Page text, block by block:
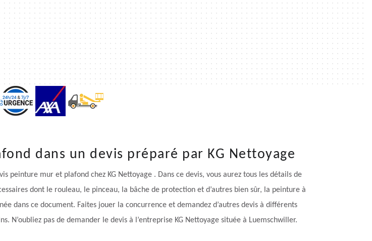
dans un devis préparé par KG Nettoyage
peinture mur et plafond chez KG Nettoyage . Dans ce devis, vous aurez tous les détails de
dont le rouleau, le pinceau, la bâche de protection et d’autres bien sûr, la peinture à
dans ce document. Faites jouer la concurrence et demandez d’autres devis à différents
N’oubliez pas de demander le devis à l’entreprise KG Nettoyage située à Luemschwiller.